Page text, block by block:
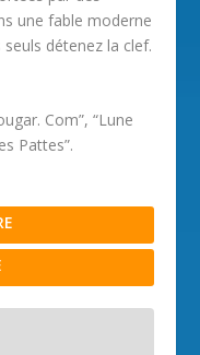
une fable moderne
détenez la clef.
Com”, “Lune
Pattes”.